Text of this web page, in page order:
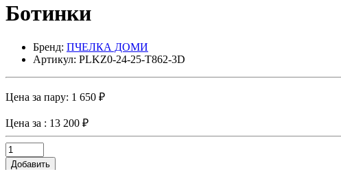
Ботинки
Бренд: ПЧЕЛКА ДОМИ
Артикул: PLKZ0-24-25-T862-3D
Цена за пару: 1 650 ₽
Цена за : 13 200 ₽
Добавить